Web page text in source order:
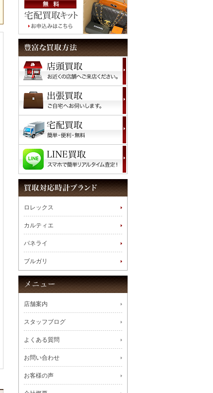
ロレックス
カルティエ
パネライ
ブルガリ
店舗案内
スタッフブログ
よくある質問
お問い合わせ
お客様の声